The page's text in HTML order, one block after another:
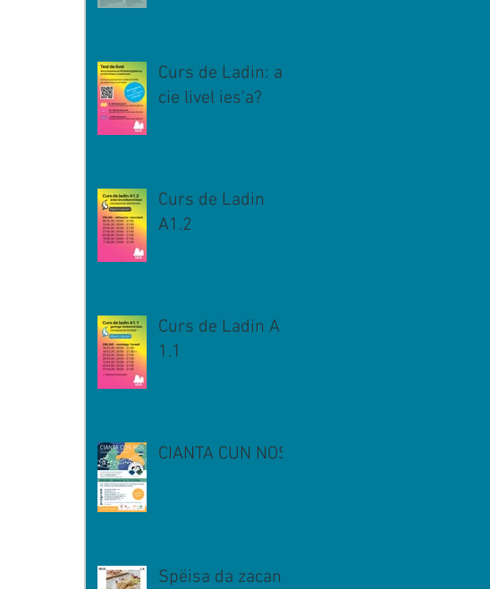
Curs de Ladin: a
cie livel ies'a?
Curs de Ladin
A1.2
Curs de Ladin A
1.1
CIANTA CUN NOS
Spëisa da zacan